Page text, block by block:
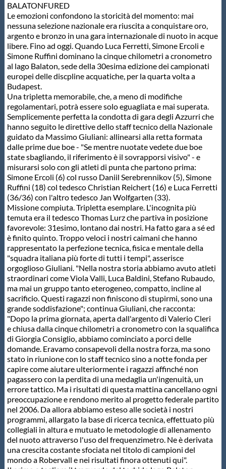
Protezione Civile
Qualità
Sostenibilità
Privacy
Cookie Policy
Archivio News
Flash News
Galleria fotografica
Videogallery
Intranet
Webmail
Contatti
Mappa del sito
BALATONFURED
Le emozioni confondono la storicità del momento: mai
nessuna selezione nazionale era riuscita a conquistare oro,
argento e bronzo in una gara internazionale di nuoto in acque
libere. Fino ad oggi. Quando Luca Ferretti, Simone Ercoli e
Simone Ruffini dominano la cinque chilometri a cronometro
al lago Balaton, sede della 30esima edizione dei campionati
europei delle discpline acquatiche, per la quarta volta a
Budapest.
Una tripletta memorabile, che, a meno di modifiche
regolamentari, potrà essere solo eguagliata e mai superata.
Semplicemente perfetta la condotta di gara degli Azzurri che
hanno seguito le direttive dello staff tecnico della Nazionale
guidato da Massimo Giuliani: allinearsi alla retta formata
dalle prime due boe - "Se mentre nuotate vedete due boe
state sbagliando, il riferimento è il sovrapporsi visivo" - e
misurarsi solo con gli atleti di punta che partono prima:
Simone Ercoli (6) col russo Daniil Serebrennikov (5), Simone
Ruffini (18) col tedesco Christian Reichert (16) e Luca Ferretti
(36/36) con l'altro tedesco Jan Wolfgarten (33).
Missione compiuta. Tripletta esemplare. L'incognita più
temuta era il tedesco Thomas Lurz che partiva in posizione
favorevole: 31esimo, lontano dai nostri. Ha fatto gara a sé ed
è finito quinto. Troppo veloci i nostri caimani che hanno
rappresentato la perfezione tecnica, fisica e mentale della
"squadra italiana più forte di tutti i tempi", asserisce
orgoglioso Giuliani. "Nella nostra storia abbiamo avuto atleti
straordinari come Viola Valli, Luca Baldini, Stefano Rubaudo,
ma mai un gruppo tanto eterogeneo, compatto, incline al
sacrificio. Questi ragazzi non finiscono di stupirmi, sono una
grande soddisfazione"; continua Giuliani, che racconta:
"Dopo la prima giornata, aperta dall'argento di Valerio Cleri
e chiusa dalla cinque chilometri a cronometro con la squalifica
di Giorgia Consiglio, abbiamo cominciato a porci delle
domande. Eravamo consapevoli della nostra forza, ma sono
stato in riunione con lo staff tecnico sino a notte fonda per
capire come aiutare ulteriormente i ragazzi affinché non
pagassero con la perdita di una medaglia un'ingenuità, un
errore tattico. Ma i risultati di questa mattina cancellano ogni
preoccupazione e rendono merito al progetto federale partito
nel 2006. Da allora abbiamo esteso alle società i nostri
programmi, allargato la base di ricerca tecnica, effettuato più
collegiali in altura e mutuato le metodologie di allenamento
del nuoto attraverso l'uso del frequenzimetro. Ne è derivata
una crescita costante sfociata nel titolo di campioni del
mondo a Robervall e nei risultati finora ottenuti qui".